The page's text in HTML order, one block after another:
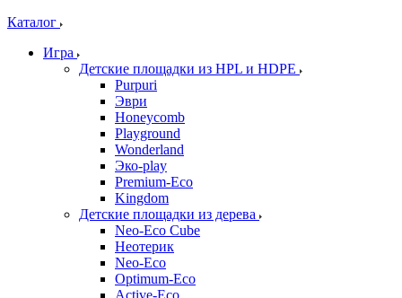
Каталог
Игра
Детские площадки из HPL и HDPE
Purpuri
Эври
Honeycomb
Playground
Wonderland
Эко-play
Premium-Eco
Kingdom
Детские площадки из дерева
Neo-Eco Cube
Неотерик
Neo-Eco
Оptimum-Еco
Active-Eco